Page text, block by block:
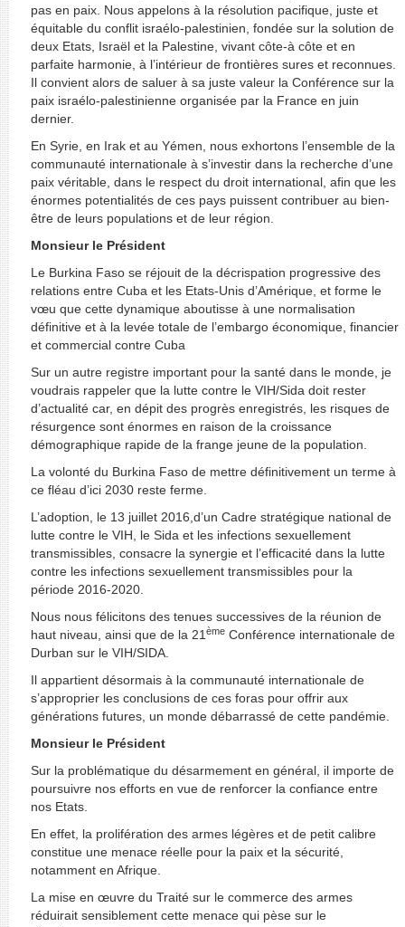
pas en paix. Nous appelons à la résolution pacifique, juste et
équitable du conflit israélo-palestinien, fondée sur la solution de
deux Etats, Israël et la Palestine, vivant côte-à côte et en
parfaite harmonie, à l’intérieur de frontières sures et reconnues.
Il convient alors de saluer à sa juste valeur la Conférence sur la
paix israélo-palestinienne organisée par la France en juin
dernier.
En Syrie, en Irak et au Yémen, nous exhortons l’ensemble de la
communauté internationale à s’investir dans la recherche d’une
paix véritable, dans le respect du droit international, afin que les
énormes potentialités de ces pays puissent contribuer au bien-
être de leurs populations et de leur région.
Monsieur le Président
Le Burkina Faso se réjouit de la décrispation progressive des
relations entre Cuba et les Etats-Unis d’Amérique, et forme le
vœu que cette dynamique aboutisse à une normalisation
définitive et à la levée totale de l’embargo économique, financier
et commercial contre Cuba
Sur un autre registre important pour la santé dans le monde, je
voudrais rappeler que la lutte contre le VIH/Sida doit rester
d’actualité car, en dépit des progrès enregistrés, les risques de
résurgence sont énormes en raison de la croissance
démographique rapide de la frange jeune de la population.
La volonté du Burkina Faso de mettre définitivement un terme à
ce fléau d’ici 2030 reste ferme.
L’adoption, le 13 juillet 2016,d’un Cadre stratégique national de
lutte contre le VIH, le Sida et les infections sexuellement
transmissibles, consacre la synergie et l’efficacité dans la lutte
contre les infections sexuellement transmissibles pour la
période 2016-2020.
Nous nous félicitons des tenues successives de la réunion de
haut niveau, ainsi que de la 21 èmeConférence internationale de
Durban sur le VIH/SIDA.
Il appartient désormais à la communauté internationale de
s’approprier les conclusions de ces foras pour offrir aux
générations futures, un monde débarrassé de cette pandémie.
Monsieur le Président
Sur la problématique du désarmement en général, il importe de
poursuivre nos efforts en vue de renforcer la confiance entre
nos Etats.
En effet, la prolifération des armes légères et de petit calibre
constitue une menace réelle pour la paix et la sécurité,
notamment en Afrique.
La mise en œuvre du Traité sur le commerce des armes
réduirait sensiblement cette menace qui pèse sur le